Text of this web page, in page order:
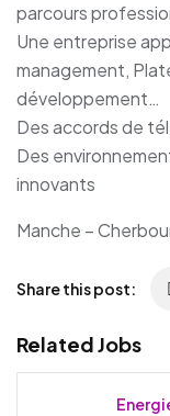
parcours
Une entreprise
management,
développement…
Des accords de
Des
innovants
Manche –
Share this post:
Related Jobs